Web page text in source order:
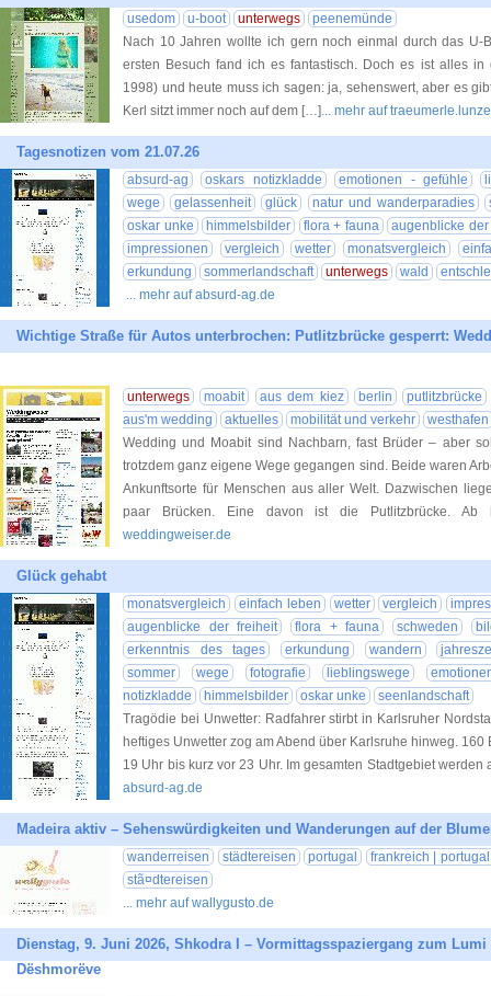
usedom u-boot unterwegs
peenemünde
Nach 10 Jahren wollte ich gern noch einmal durch das U-
ersten Besuch fand ich es fantastisch. Doch es ist alles
1998) und heute muss ich sagen: ja, sehenswert, aber es
Kerl sitzt immer noch auf dem […]... mehr auf
Tagesnotizen vom 21.07.26
absurd-ag oskars notizkladde emotionen - gefühle
wege
gelassenheit glück natur und wanderparadies
oskar unke
himmelsbilder flora + fauna
augenblicke der
impressionen
vergleich wetter monatsvergleich
erkundung
sommerlandschaft unterwegs wald
... mehr auf absurd-ag.de
Wichtige Straße für Autos unterbrochen: Putlitzbrücke gesperrt:
unterwegs moabit aus dem kiez berlin
putlitzbrücke
aus'm wedding
aktuelles mobilität und verkehr
westhafen
Wedding und Moabit sind Nachbarn, fast Brüder – aber
trotzdem ganz eigene Wege gegangen sind. Beide waren
Ankunftsorte für Menschen aus aller Welt. Dazwischen
paar Brücken. Eine davon ist die Putlitzbrücke. Ab
weddingweiser.de
Glück gehabt
monatsvergleich einfach leben wetter vergleich
augenblicke der freiheit
flora + fauna schweden
erkenntnis des tages
erkundung wandern
sommer
wege fotografie lieblingswege
notizkladde
himmelsbilder oskar unke
seenlandschaft
Tragödie bei Unwetter: Radfahrer stirbt in Karlsruher
heftiges Unwetter zog am Abend über Karlsruhe hinweg.
19 Uhr bis kurz vor 23 Uhr. Im gesamten Stadtgebiet
absurd-ag.de
Madeira aktiv – Sehenswürdigkeiten und Wanderungen auf der
wanderreisen städtereisen portugal
frankreich |
stã¤dtereisen
... mehr auf wallygusto.de
Dienstag, 9. Juni 2026, Shkodra I – Vormittagsspaziergang zum
Dëshmorëve